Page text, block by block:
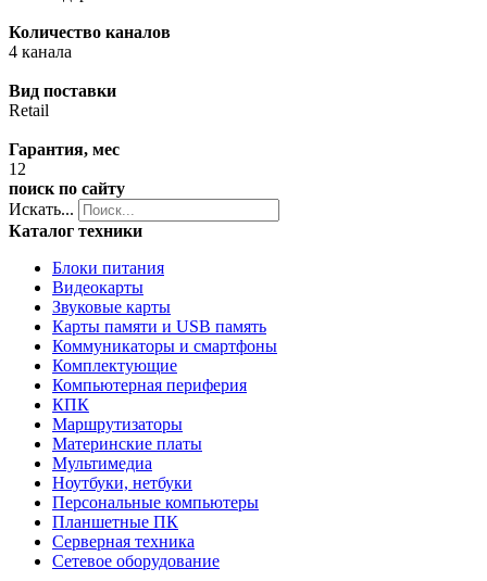
Количество каналов
4 канала
Вид поставки
Retail
Гарантия, мес
12
поиск по сайту
Искать...
Каталог техники
Блоки питания
Видеокарты
Звуковые карты
Карты памяти и USB память
Коммуникаторы и смартфоны
Комплектующие
Компьютерная периферия
КПК
Маршрутизаторы
Материнские платы
Мультимедиа
Ноутбуки, нетбуки
Персональные компьютеры
Планшетные ПК
Серверная техника
Сетевое оборудование